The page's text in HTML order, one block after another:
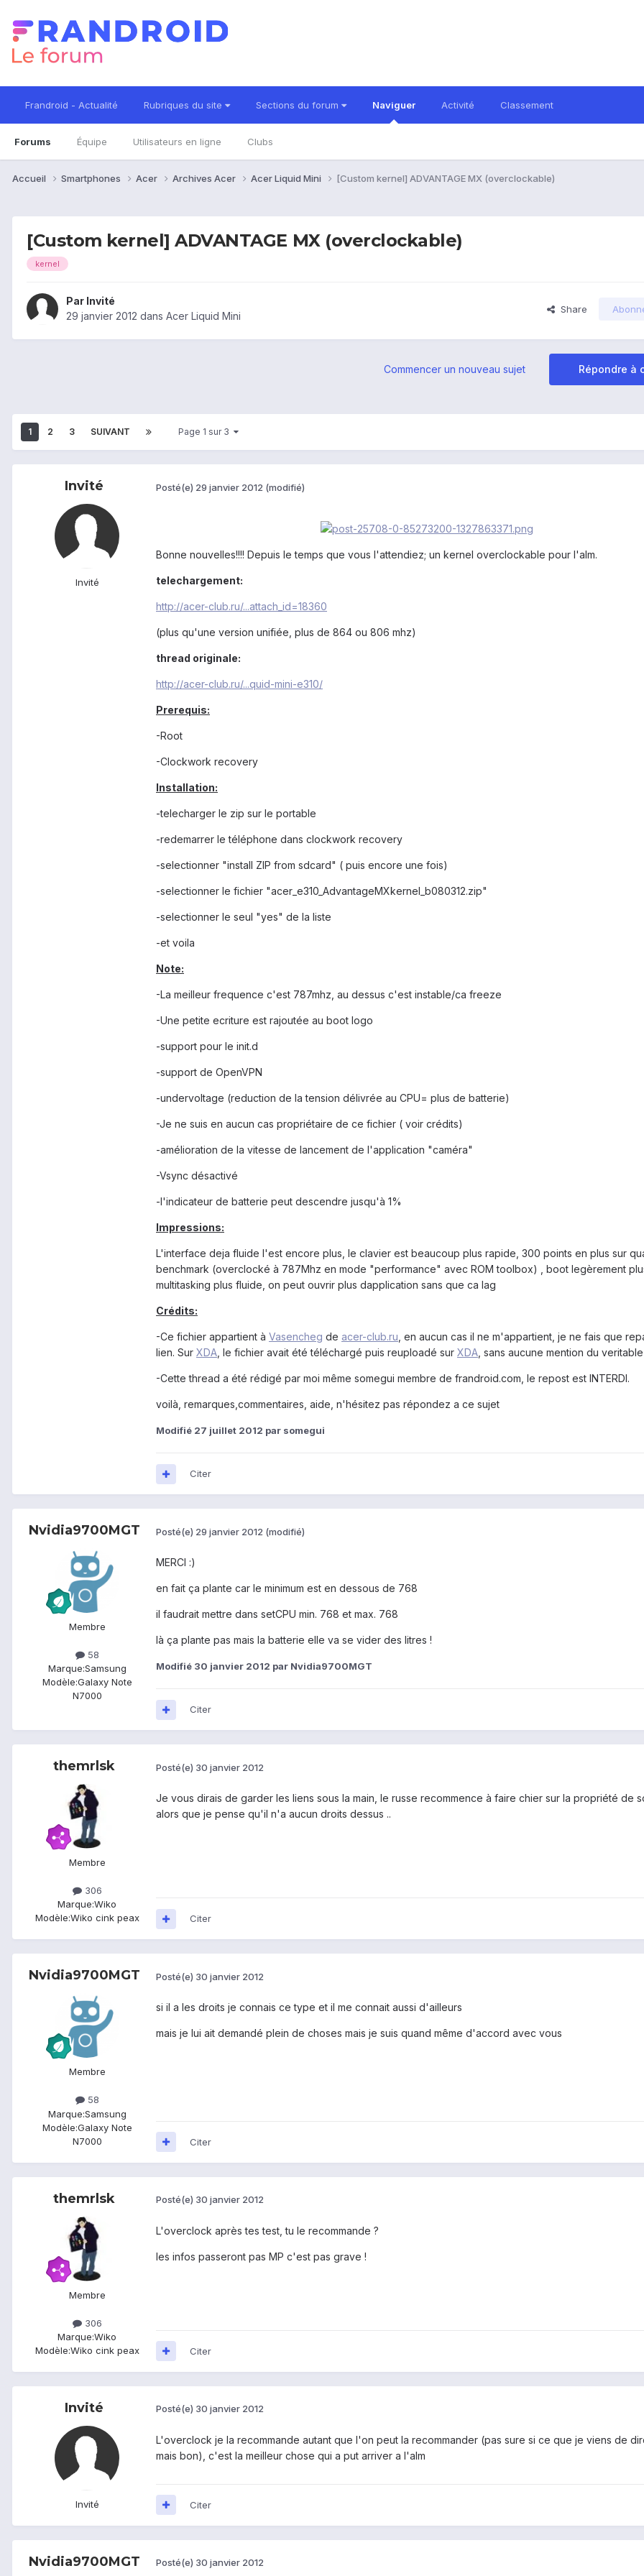
Frandroid - Actualité Rubriques du site Sections du forum Naviguer
Forums Équipe Utilisateurs en ligne Clubs
Activité Classement
Accueil Smartphones Acer Archives Acer Acer Liquid Mini [Custom kernel] ADVANTAGE MX (overclockable)
[Custom kernel] ADVANTAGE MX (overclockable)
kernel
Par Invité
29 janvier 2012 dans Acer Liquid Mini
Share
Répondre à
Commencer un nouveau sujet
1 2 3 SUIVANT Page 1 sur 3
Invité
Invité
Posté(e) 29 janvier 2012 (modifié)
Bonne nouvelles!!!! Depuis le temps que vous l'attendiez; un kernel overclockable pour l'alm.
telechargement:
http://acer-club.ru/...attach_id=18360
(plus qu'une version unifiée, plus de 864 ou 806 mhz)
thread originale:
http://acer-club.ru/...quid-mini-e310/
Prerequis:
-Root
-Clockwork recovery
Installation:
-telecharger le zip sur le portable
-redemarrer le téléphone dans clockwork recovery
-selectionner "install ZIP from sdcard" ( puis encore une fois)
-selectionner le fichier "acer_e310_AdvantageMXkernel_b080312.zip"
-selectionner le seul "yes" de la liste
-et voila
Note:
-La meilleur frequence c'est 787mhz, au dessus c'est instable/ca freeze
-Une petite ecriture est rajoutée au boot logo
-support pour le init.d
-support de OpenVPN
-undervoltage (reduction de la tension délivrée au CPU= plus de batterie)
-Je ne suis en aucun cas propriétaire de ce fichier ( voir crédits)
-amélioration de la vitesse de lancement de l'application "caméra"
-Vsync désactivé
-l'indicateur de batterie peut descendre jusqu'à 1%
Impressions:
L'interface deja fluide l'est encore plus, le clavier est beaucoup plus rapide, 300 points en plus sur
benchmark (overclocké à 787Mhz en mode "performance" avec ROM toolbox) , boot legèrement
multitasking plus fluide, on peut ouvrir plus dapplication sans que ca lag
Crédits:
-Ce fichier appartient à Vasencheg de acer-club.ru , en aucun cas il ne m'appartient, je ne fais que
lien. Sur XDA , le fichier avait été téléchargé puis reuploadé sur XDA , sans aucune mention du
-Cette thread a été rédigé par moi même somegui membre de frandroid.com, le repost est INTERDI.
voilà, remarques,commentaires, aide, n'hésitez pas répondez a ce sujet
Modifié 27 juillet 2012 par somegui
Citer
Nvidia9700MGT
Membre
58
Marque:Samsung
Modèle:Galaxy Note
N7000
Posté(e) 29 janvier 2012 (modifié)
MERCI :)
en fait ça plante car le minimum est en dessous de 768
il faudrait mettre dans setCPU min. 768 et max. 768
là ça plante pas mais la batterie elle va se vider des litres !
Modifié 30 janvier 2012 par Nvidia9700MGT
Citer
themrlsk
Membre
306
Marque:Wiko
Modèle:Wiko cink peax
Posté(e) 30 janvier 2012
Je vous dirais de garder les liens sous la main, le russe recommence à faire chier sur la propriété de
alors que je pense qu'il n'a aucun droits dessus ..
Citer
Nvidia9700MGT
Membre
58
Marque:Samsung
Modèle:Galaxy Note
N7000
Posté(e) 30 janvier 2012
si il a les droits je connais ce type et il me connait aussi d'ailleurs
mais je lui ait demandé plein de choses mais je suis quand même d'accord avec vous
Citer
themrlsk
Membre
306
Marque:Wiko
Modèle:Wiko cink peax
Posté(e) 30 janvier 2012
L'overclock après tes test, tu le recommande ?
les infos passeront pas MP c'est pas grave !
Citer
Invité
Invité
Posté(e) 30 janvier 2012
L'overclock je la recommande autant que l'on peut la recommander (pas sure si ce que je viens de
mais bon), c'est la meilleur chose qui a put arriver a l'alm
Citer
Nvidia9700MGT Posté(e) 30 janvier 2012